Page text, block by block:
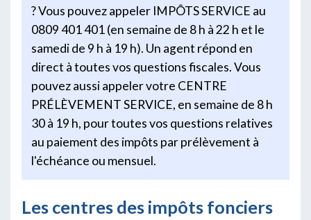
? Vous pouvez appeler IMPÔTS SERVICE au
0809 401 401 (en semaine de 8 h à 22 h et le
samedi de 9 h à 19 h). Un agent répond en
direct à toutes vos questions fiscales. Vous
pouvez aussi appeler votre CENTRE
PRÉLÈVEMENT SERVICE, en semaine de 8 h
30 à 19 h, pour toutes vos questions relatives
au paiement des impôts par prélèvement à
l'échéance ou mensuel.
Les centres des impôts fonciers